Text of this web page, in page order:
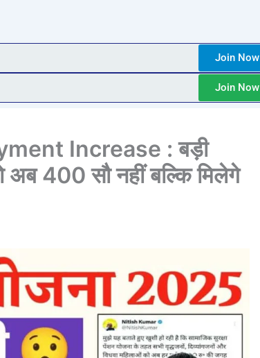
Join Now
Join Now
Increase : बड़ी
अब 400 सौ नहीं बल्कि मिलेगे